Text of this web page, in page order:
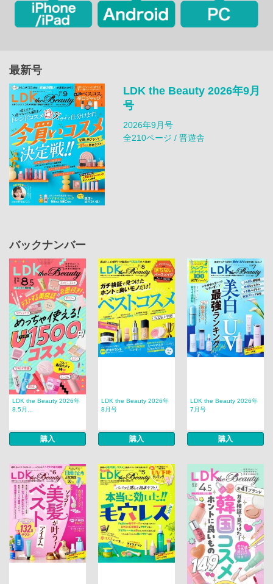
最新号
LDK the Beauty 2026年9月
号
2026年9月号
全210ページ / 晋遊舎
バックナンバー
LDK the Beauty 2026年
8.5月...
購入
LDK the Beauty 2026年
8月号
購入
LDK the Beauty 2026年
7月号
購入